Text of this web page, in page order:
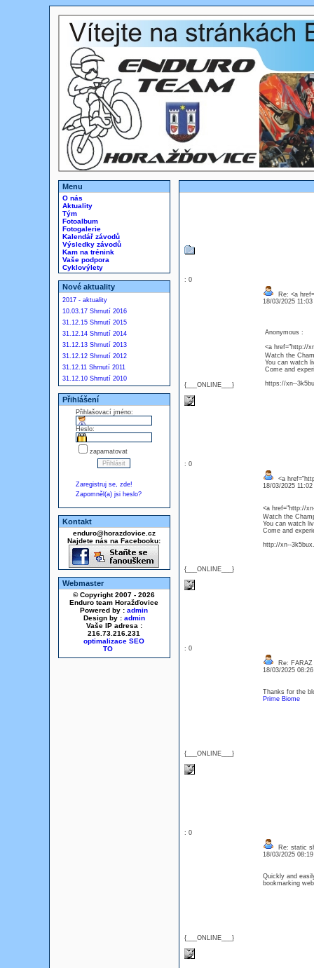
Menu
O nás
Aktuality
Tým
Fotoalbum
Fotogalerie
Kalendář závodů
Výsledky závodů
Kam na trénink
Vaše podpora
Cyklovýlety
Nové aktuality
2017 - aktuality
10.03.17 Shrnutí 2016
31.12.15 Shrnutí 2015
31.12.14 Shrnutí 2014
31.12.13 Shrnutí 2013
31.12.12 Shrnutí 2012
31.12.11 Shrnutí 2011
31.12.10 Shrnutí 2010
Přihlášení
Přihlašovací jméno:
Heslo:
zapamatovat
Zaregistruj se, zde!
Zapomněl(a) jsi heslo?
Kontakt
enduro@horazdovice.cz
Najdete nás na Facebooku:
Webmaster
© Copyright 2007 - 2026
Enduro team Horažďovice
Powered by : admin
Design by : admin
Vaše IP adresa :
216.73.216.231
optimalizace SEO
: 0
{___ONLINE___}
Re: <a
18/03/2025
Anonymous :
<a href="http://
Watch the
You can watch
Come and
https://xn--
: 0
{___ONLINE___}
<a
18/03/2025
<a href="http://
Watch the
You can watch
Come and
http://xn--
: 0
{___ONLINE___}
Re: FARAZ
18/03/2025
Thanks for the
Prime Biome
: 0
{___ONLINE___}
Re: static
18/03/2025
Quickly and
bookmarking